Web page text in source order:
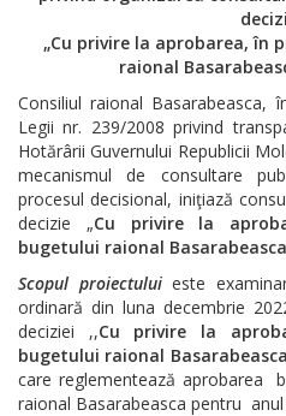
„Cu privire la aprobarea, în
raional
Consiliul raional Basarabeasca,
Legii nr. 239/2008 privind
Hotărârii Guvernului Republicii
mecanismul de consultare
procesul decisional, iniţiază
decizie „Cu privire la
bugetului raional
Scopul proiectuluieste
ordinară din luna decembrie
deciziei ,,Cu privire la
bugetului raional
care reglementează aprobarea
raional Basarabeasca pentru anul